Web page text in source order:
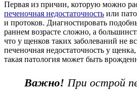
Первая из причин, которую можно
печеночная недостаточность или
и протоков. Диагностировать
раннем возрасте сложно, а
что у щенков таких заболеваний не
печеночная недостаточность у
такая патология может быть
Важно! При острой